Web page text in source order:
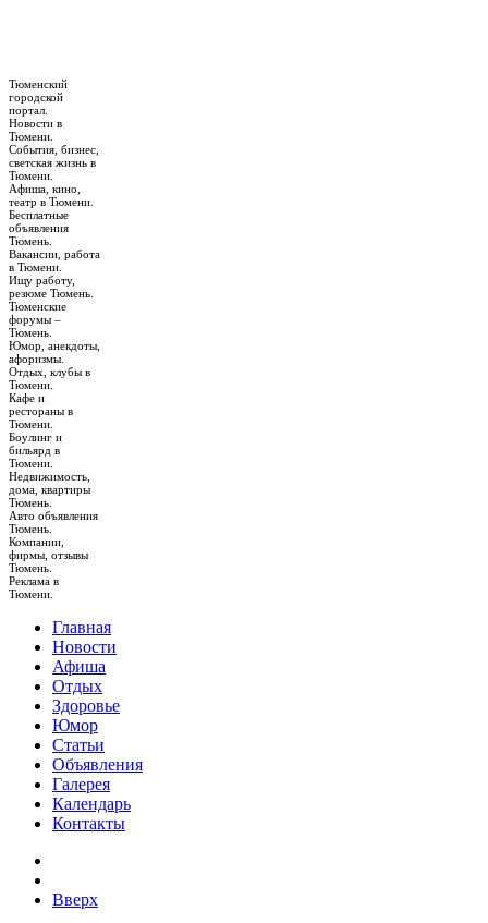
Тюменский
городской
портал.
Новости в
Тюмени.
События, бизнес,
светская жизнь в
Тюмени.
Афиша, кино,
театр в Тюмени.
Бесплатные
объявления
Тюмень.
Вакансии, работа
в Тюмени.
Ищу работу,
резюме Тюмень.
Тюменские
форумы –
Тюмень.
Юмор, анекдоты,
афоризмы.
Отдых, клубы в
Тюмени.
Кафе и
рестораны в
Тюмени.
Боулинг и
бильярд в
Тюмени.
Недвижимость,
дома, квартиры
Тюмень.
Авто объявления
Тюмень.
Компании,
фирмы, отзывы
Тюмень.
Реклама в
Тюмени.
Главная
Новости
Афиша
Отдых
Здоровье
Юмор
Статьи
Объявления
Галерея
Календарь
Контакты
Вверх